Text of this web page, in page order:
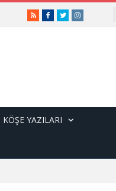
RSSFacebook
TwitterInstagram
KÖŞE YAZILARI